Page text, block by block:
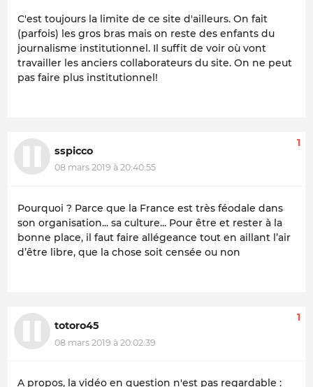
C'est toujours la limite de ce site d'ailleurs. On fait
(parfois) les gros bras mais on reste des enfants du
journalisme institutionnel. Il suffit de voir où vont
travailler les anciers collaborateurs du site. On ne peut
pas faire plus institutionnel!
sspicco
08 mars 2019 à 20:40:55
1
Pourquoi ? Parce que la France est très féodale dans
son organisation... sa culture... Pour être et rester à la
bonne place, il faut faire allégeance tout en aillant l’air
d’être libre, que la chose soit censée ou non
totoro45
08 mars 2019 à 20:02:39
1
A propos, la vidéo en question n'est pas regardable :